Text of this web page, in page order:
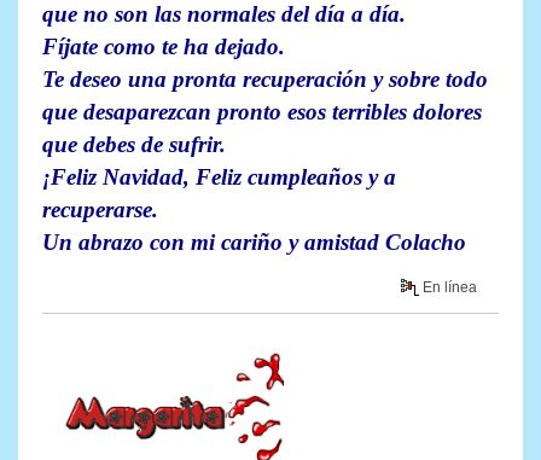
que no son las normales del día a día.
Fíjate como te ha dejado.
Te deseo una pronta recuperación y sobre todo
que desaparezcan pronto esos terribles dolores
que debes de sufrir.
¡Feliz Navidad, Feliz cumpleaños y a
recuperarse.
Un abrazo con mi cariño y amistad Colacho
En línea